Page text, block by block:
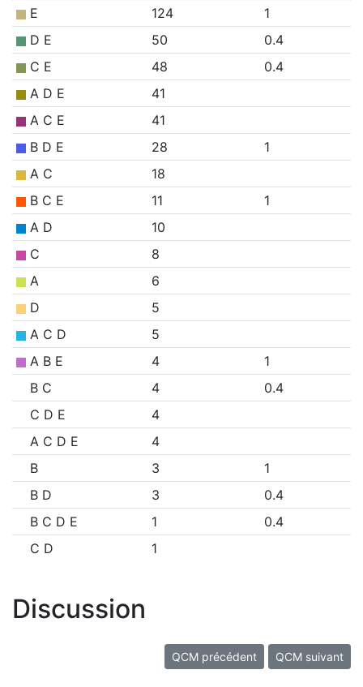
E
124
1
D E
50
0.4
C E
48
0.4
A D E
41
A C E
41
B D E
28
1
A C
18
B C E
11
1
A D
10
C
8
A
6
D
5
A C D
5
A B E
4
1
B C
4
0.4
C D E
4
A C D E
4
B
3
1
B D
3
0.4
B C D E
1
0.4
C D
1
Discussion
QCM précédent QCM suivant